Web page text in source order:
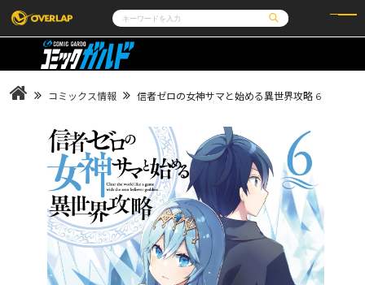
コミック
LiQulle
ライトノベル
ノベルスf
ロサージュノベルス
ポケットモンスター
アニメ
ゲーム
オーバーラップ広報室
企業
会社概要
採用情報
アクセス
オーバーラップホールディングス
お問い合わせはこちら
オーバーラップ文庫 オーバーラップノベルス
オーバーラップノベルスf ロサージュノベルス
コミックス情報 信者ゼロの女神サマと始める異世界攻略 6